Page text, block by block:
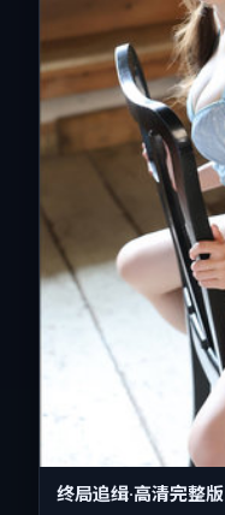
终局追缉·高清完整版